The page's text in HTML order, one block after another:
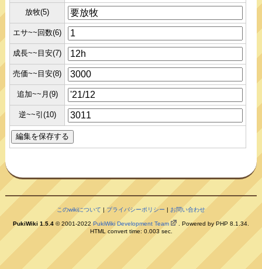
放牧(5)
エサ~~回数(6)
成長~~目安(7)
売価~~目安(8)
追加~~月(9)
逆~~引(10)
このwikiについて |プライバシーポリシー | お問い合わせ
PukiWiki 1.5.4 © 2001-2022PukiWiki Development Team
. Powered by PHP 8.1.34.
HTML convert time: 0.003 sec.